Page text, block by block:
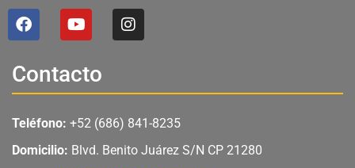
F
a
e
b
o
k
Y
o
u
b
I
n
g
a
m
Contacto
Teléfono: +52 (686) 841-8235
Domicilio: Blvd. Benito Juárez S/N CP 21280